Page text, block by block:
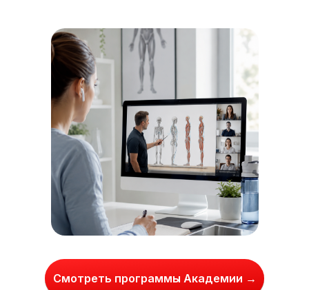
Смотреть программы Академии →